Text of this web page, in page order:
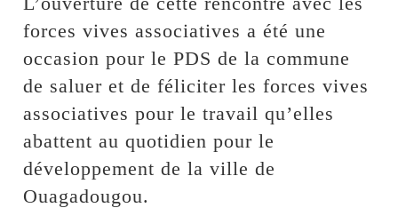
forces vives associatives a été une
occasion pour le PDS de la commune
de saluer et de féliciter les forces vives
associatives pour le travail qu’elles
abattent au quotidien pour le
développement de la ville de
Ouagadougou.